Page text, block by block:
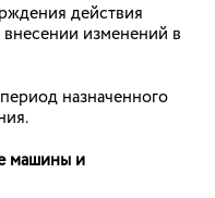
норм
пр от 15 мая
и изменения в
базу
действия
изменений в
назначенного
машины и